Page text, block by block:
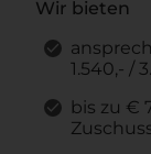
Wir bieten
1.540,- /
bis zu €